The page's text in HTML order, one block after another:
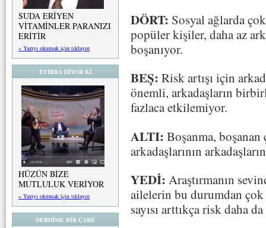
SUDA ERİYEN
VİTAMİNLER PARANIZI
ERİTİR
» Yazıyı okumak için tıklayın
ETİBBA DİYOR Kİ
HÜZÜN BİZE
MUTLULUK VERİYOR
» Yazıyı okumak için tıklayın
DERDİME BİR ÇARE
DÖRT: Sosyal ağlarda
popüler kişiler, daha az
boşanıyor.
BEŞ: Risk artışı için
önemli, arkadaşların
fazlaca etkilemiyor.
ALTI: Boşanma,
arkadaşlarının
YEDİ: Araştırmanın
ailelerin bu durumdan
sayısı arttıkça risk daha